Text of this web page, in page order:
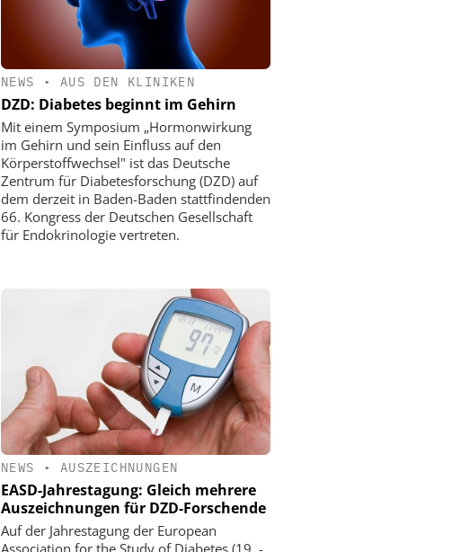
NEWS • AUS DEN KLINIKEN
DZD: Diabetes beginnt im Gehirn
Mit einem Symposium „Hormonwirkung
im Gehirn und sein Einfluss auf den
Körperstoffwechsel" ist das Deutsche
Zentrum für Diabetesforschung (DZD) auf
dem derzeit in Baden-Baden stattfindenden
66. Kongress der Deutschen Gesellschaft
für Endokrinologie vertreten.
NEWS • AUSZEICHNUNGEN
EASD-Jahrestagung: Gleich mehrere
Auszeichnungen für DZD-Forschende
Auf der Jahrestagung der European